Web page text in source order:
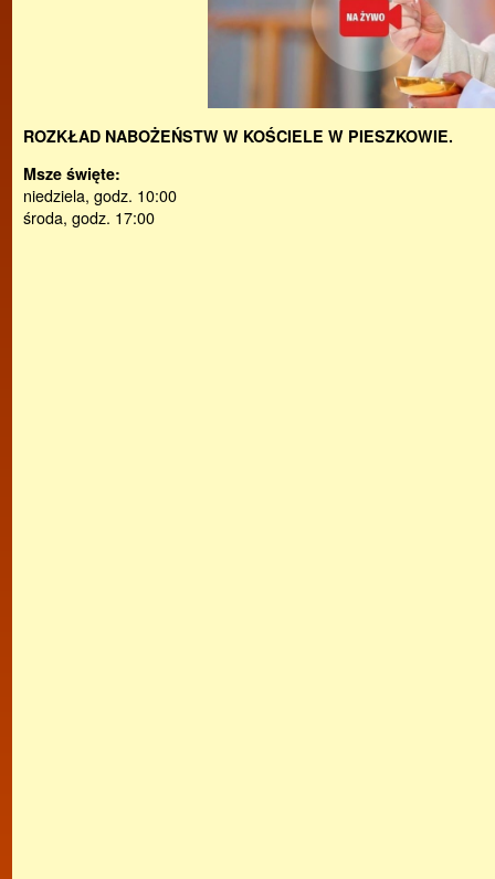
ROZKŁAD NABOŻEŃSTW W KOŚCIELE W PIESZKOWIE.
Msze święte:
niedziela, godz. 10:00
środa, godz. 17:00